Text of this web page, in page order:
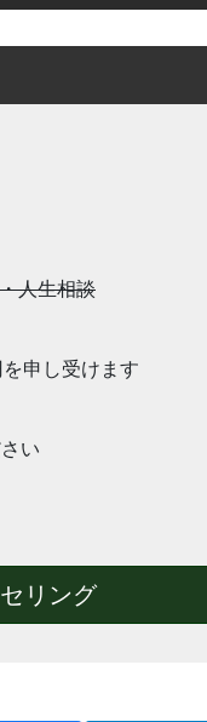
人生相談
申し受けます
い
リング